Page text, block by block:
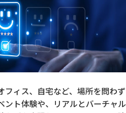
フィス、自宅など、場所を問わず
ント体験や、リアルとバーチャル